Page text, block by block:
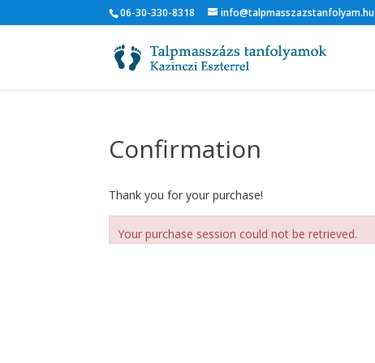
06-30-330-8318 info@talpmasszazstanfolyam.hu
Confirmation
Thank you for your purchase!
Your purchase session could not be retrieved.